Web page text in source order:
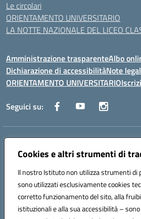
Cookies e altri strumenti di
Il nostro Istituto non utilizza strumenti di
sono utilizzati esclusivamente cookies
corretto funzionamento del sito, alla
istituzionali e alla sua accessibilità –
Le circolari
ORIENTAMENTO UNIVERSITARIO
LA NOTTE NAZIONALE DEL LICEO
Amministrazione trasparenteAlbo
Dichiarazione di accessibilitàNote
ORIENTAMENTO UNIVERSITARIO
Seguici su:
Indirizzo:
Centralino:0882 331218 Email:
Codice fiscale: 93071630714
Codice meccanografico:
FGPS210002
Codice unico di fatturazione (CUF): UF7W9K